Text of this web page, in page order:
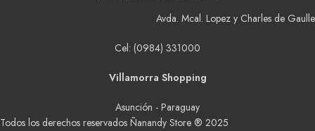
Avda. Mcal. Lopez y Charles de Gaulle
Cel: (0984) 331000
Villamorra Shopping
Asunción - Paraguay
Todos los derechos reservados Ñanandy Store ® 2025